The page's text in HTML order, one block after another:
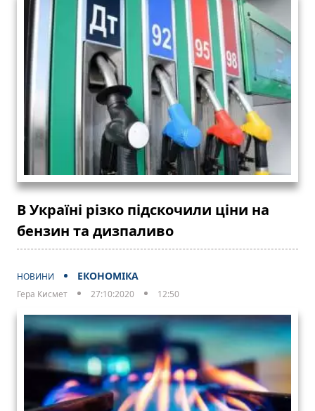
В Україні різко підскочили ціни на
бензин та дизпаливо
НОВИНИ ЕКОНОМІКА
Гера Кисмет 27:10:2020 12:50